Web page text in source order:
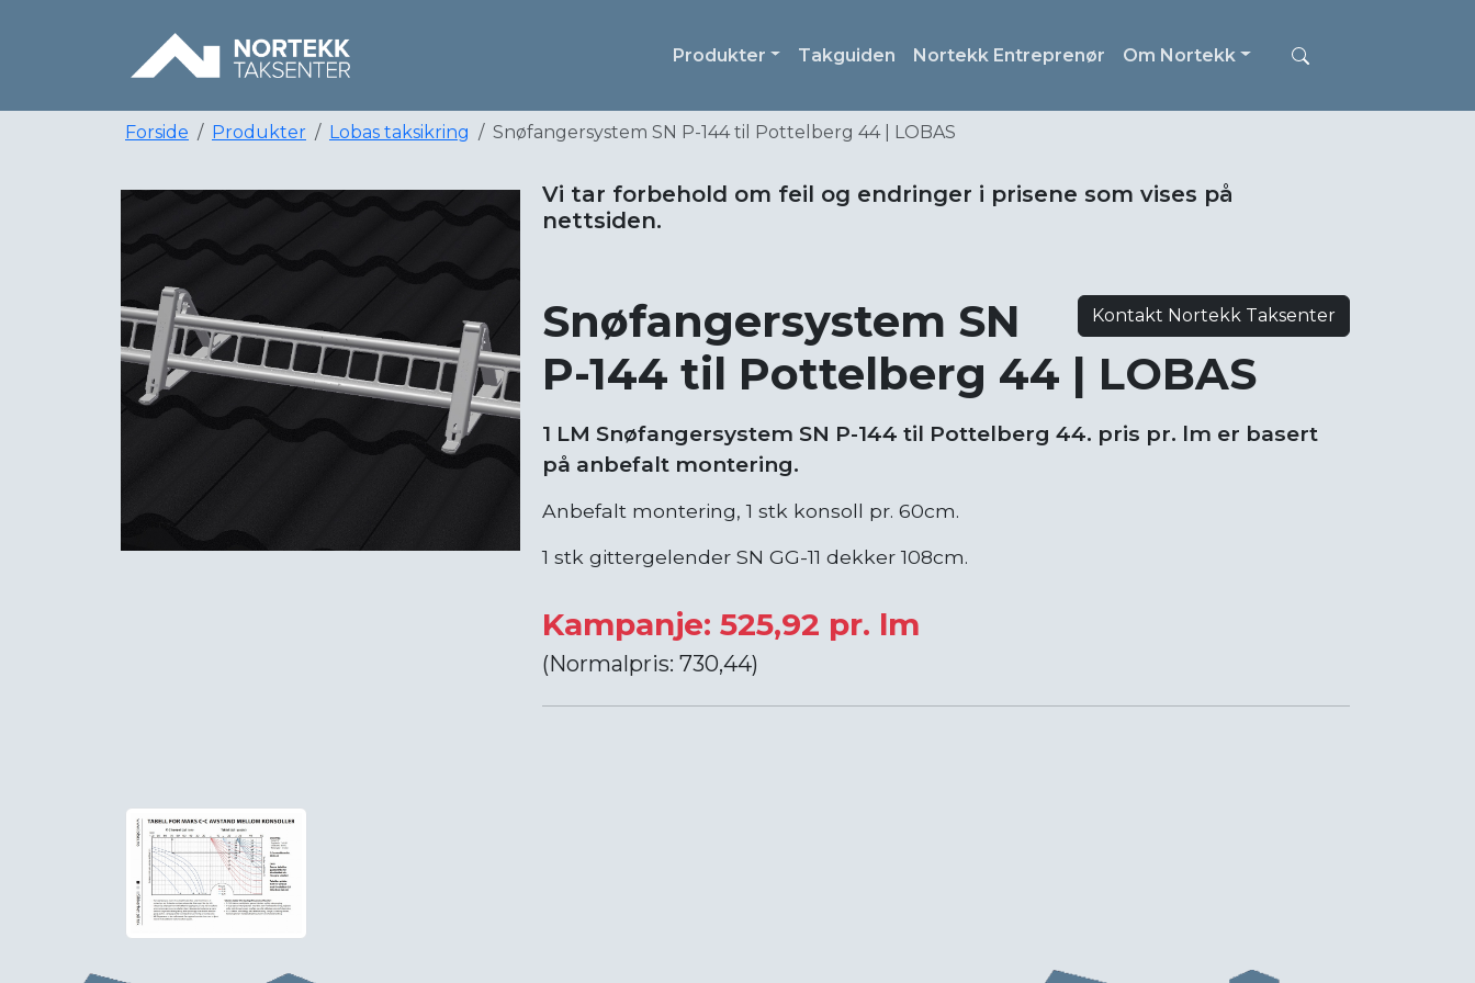
Produkter Takguiden Nortekk Entreprenør Om Nortekk
Forside Produkter Lobas taksikring Snøfangersystem SN P-144 til Pottelberg 44 | LOBAS
Vi tar forbehold om feil og endringer i prisene som vises på
nettsiden.
Kontakt Nortekk Taksenter
Snøfangersystem SN
P-144 til Pottelberg 44 | LOBAS
1 LM Snøfangersystem SN P-144 til Pottelberg 44. pris pr. lm er basert
på anbefalt montering.
Anbefalt montering, 1 stk konsoll pr. 60cm.
1 stk gittergelender SN GG-11 dekker 108cm.
Kampanje: 525,92 pr. lm
(Normalpris: 730,44)